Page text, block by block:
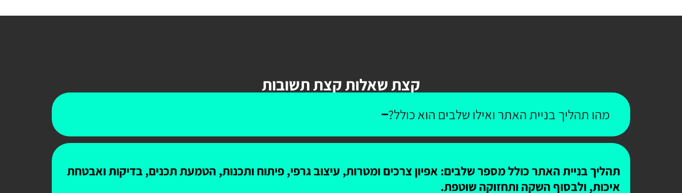
קצת שאלות קצת תשובות
מהו תהליך בניית האתר ואילו שלבים הוא כולל?
תהליך בניית האתר כולל מספר שלבים: אפיון צרכים ומטרות, עיצוב גרפי, פיתוח ותכנות, הטמעת תכנים, בדיקות ואבטחת
איכות, ולבסוף השקה ותחזוקה שוטפת.